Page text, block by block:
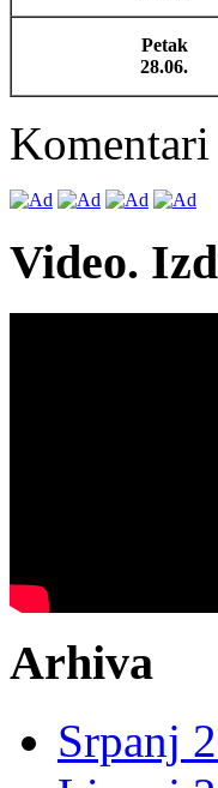
Petak
28.06.
Video.
Arhiva
Srpanj